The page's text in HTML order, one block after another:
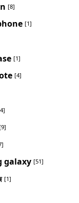
[8]
[1]
[1]
[4]
galaxy [51]
[1]